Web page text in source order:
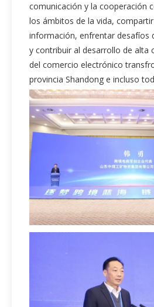
comunicación y la cooperación
los ámbitos de la vida,
información, enfrentar desafíos
y contribuir al desarrollo de alta
del comercio electrónico
provincia Shandong e incluso